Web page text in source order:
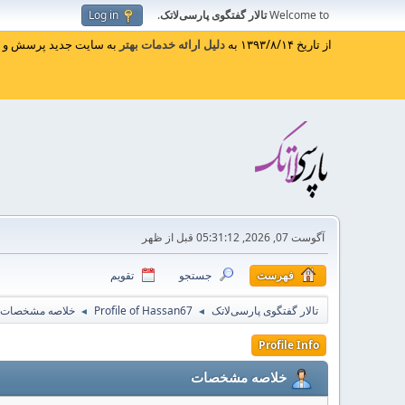
Welcome toتالار گفتگوی پارسی‌لاتک.
Log in
از تاریخ ۱۳۹۳/۸/۱۴ به دلیل ارائه خدمات بهتر به سایت جدید پرسش و
آگوست 07, 2026, 05:31:12 قبل از ظهر
فهرست جستجو تقویم
تالار گفتگوی پارسی‌لاتک ◄
Profile of Hassan67
◄ خلاصه مشخصات
Profile Info
خلاصه مشخصات